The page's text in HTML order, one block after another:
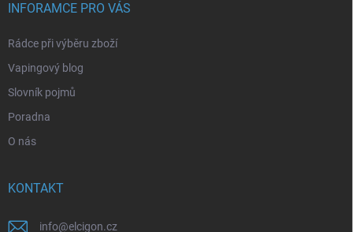
INFORAMCE PRO VÁS
Rádce při výběru zboží
Vapingový blog
Slovník pojmů
Poradna
O nás
KONTAKT
info@elcigon.cz